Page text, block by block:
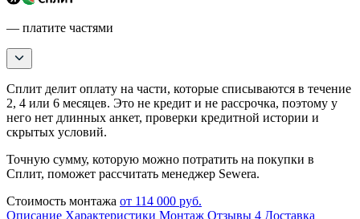
— платите частями
Сплит делит оплату на части, которые списываются в течение
2, 4 или 6 месяцев. Это не кредит и не рассрочка, поэтому у
него нет длинных анкет, проверки кредитной истории и
скрытых условий.
Точную сумму, которую можно потратить на покупки в
Сплит, поможет рассчитать менеджер Sewera.
Стоимость монтажа от 114 000 руб.
Описание Характеристики Монтаж Отзывы 4 Доставка